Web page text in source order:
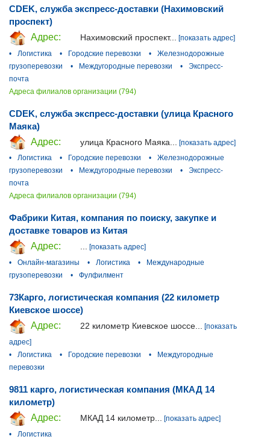
CDEK, служба экспресс-доставки (Нахимовский
проспект)
Адрес:
Нахимовский проспект...
[показать адрес]
•
Логистика • Городские перевозки •
Железнодорожные
грузоперевозки
• Междугородные перевозки •
Экспресс-
почта
Адреса филиалов организации (794)
CDEK, служба экспресс-доставки (улица Красного
Маяка)
Адрес:
улица Красного Маяка...
[показать адрес]
•
Логистика • Городские перевозки •
Железнодорожные
грузоперевозки
• Междугородные перевозки •
Экспресс-
почта
Адреса филиалов организации (794)
Фабрики Китая, компания по поиску, закупке и
доставке товаров из Китая
Адрес:
... [показать адрес]
•
Онлайн-магазины • Логистика •
Международные
грузоперевозки
• Фулфилмент
73Карго, логистическая компания (22 километр
Киевское шоссе)
Адрес:
22 километр Киевское шоссе...
[показать
адрес]
•
Логистика • Городские перевозки •
Междугородные
перевозки
9811 карго, логистическая компания (МКАД 14
километр)
Адрес:
МКАД 14 километр...
[показать адрес]
•
Логистика